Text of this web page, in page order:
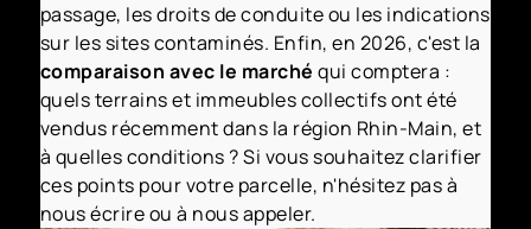
passage, les droits de conduite ou les indications
sur les sites contaminés. Enfin, en 2026, c'est la
comparaison avec le marché qui comptera :
quels terrains et immeubles collectifs ont été
vendus récemment dans la région Rhin-Main, et
à quelles conditions ? Si vous souhaitez clarifier
ces points pour votre parcelle, n'hésitez pas à
nous écrire ou à nous appeler.